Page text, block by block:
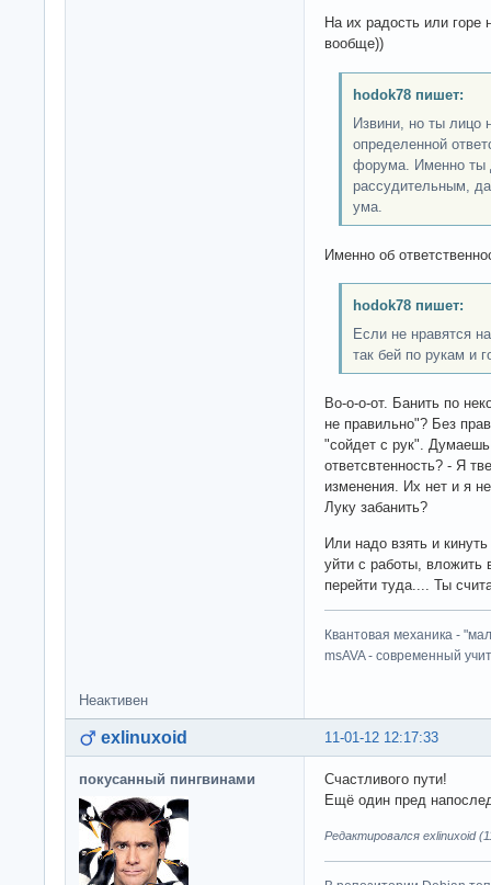
На их радость или горе
вообще))
hodok78 пишет:
Извини, но ты лицо
определенной
форума. Именно ты
рассудительным,
ума.
Именно об
hodok78 пишет:
Если не нравятся
так бей по рукам и
Во-о-о-от. Банить по
не правильно"? Без
"сойдет с рук". Думаешь
ответсвтенность? - Я
изменения. Их нет и я
Луку забанить?
Или надо взять и
уйти с работы, вложить
перейти туда.... Ты
Квантовая механика -
msAVA - современный
Неактивен
11-01-12 12:17:33
exlinuxoid
покусанный пингвинами
Счастливого пути!
Ещё один пред
Редактировался exlinuxoid